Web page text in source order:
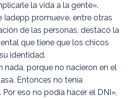
la vida a la gente».
Iadepp promueve, entre otras
de las personas, destacó la
que tiene que los chicos
identidad.
nada, porque no nacieron en el
Entonces no tenía
eso no podía hacer el DNI»,